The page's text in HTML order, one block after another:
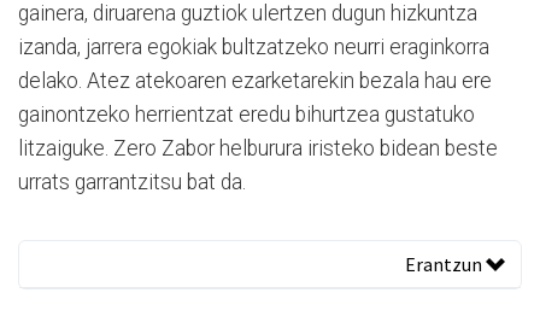
gainera, diruarena guztiok ulertzen dugun hizkuntza
izanda, jarrera egokiak bultzatzeko neurri eraginkorra
delako. Atez atekoaren ezarketarekin bezala hau ere
gainontzeko herrientzat eredu bihurtzea gustatuko
litzaiguke. Zero Zabor helburura iristeko bidean beste
urrats garrantzitsu bat da.
Erantzun